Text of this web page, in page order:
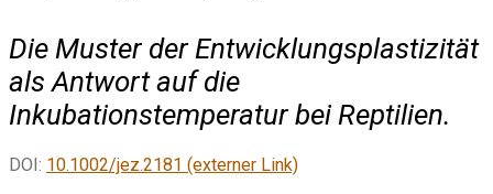
Die Muster der Entwicklungsplastizität
als Antwort auf die
Inkubationstemperatur bei Reptilien.
DOI: 10.1002/jez.2181 (externer Link)